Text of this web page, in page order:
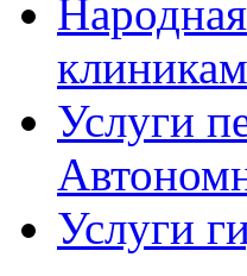
Услуги
Услуги